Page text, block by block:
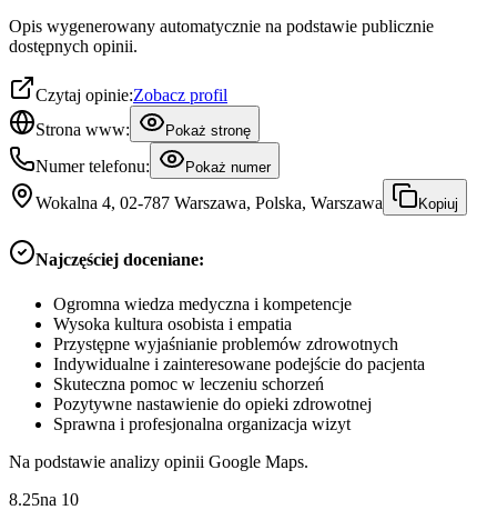
Opis wygenerowany automatycznie na podstawie publicznie
dostępnych opinii.
Czytaj opinie:Zobacz profil
Strona www:
Pokaż stronę
Numer telefonu: Pokaż numer
Wokalna 4, 02-787 Warszawa, Polska, Warszawa Kopiuj
Najczęściej doceniane:
Ogromna wiedza medyczna i kompetencje
Wysoka kultura osobista i empatia
Przystępne wyjaśnianie problemów zdrowotnych
Indywidualne i zainteresowane podejście do pacjenta
Skuteczna pomoc w leczeniu schorzeń
Pozytywne nastawienie do opieki zdrowotnej
Sprawna i profesjonalna organizacja wizyt
Na podstawie analizy opinii Google Maps.
8.25na 10